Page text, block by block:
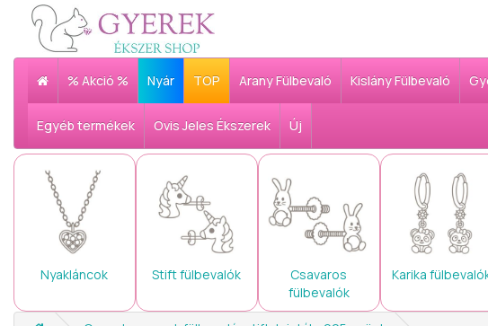
% Akció % Nyár TOP Arany Fülbevaló Kislány Fülbevaló
Egyéb termékek Ovis Jeles Ékszerek Új
Nyakláncok Stift fülbevalók
Csavaros
fülbevalók
Karika